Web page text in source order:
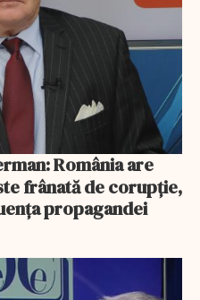
frânată de corupție,
propagandei